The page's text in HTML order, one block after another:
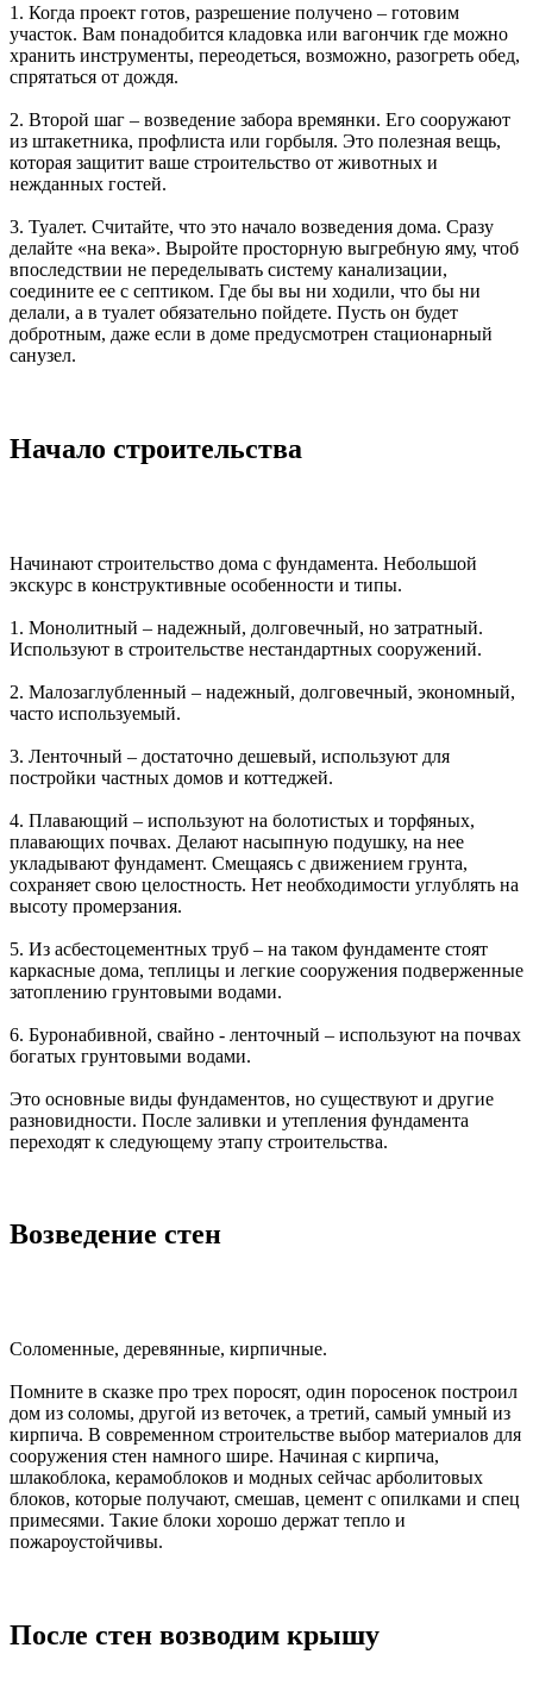
1. Когда проект готов, разрешение получено – готовим
участок. Вам понадобится кладовка или вагончик где можно
хранить инструменты, переодеться, возможно, разогреть обед,
спрятаться от дождя.
2. Второй шаг – возведение забора времянки. Его сооружают
из штакетника, профлиста или горбыля. Это полезная вещь,
которая защитит ваше строительство от животных и
нежданных гостей.
3. Туалет. Считайте, что это начало возведения дома. Сразу
делайте «на века». Выройте просторную выгребную яму, чтоб
впоследствии не переделывать систему канализации,
соедините ее с септиком. Где бы вы ни ходили, что бы ни
делали, а в туалет обязательно пойдете. Пусть он будет
добротным, даже если в доме предусмотрен стационарный
санузел.
Начало строительства
Начинают строительство дома с фундамента. Небольшой
экскурс в конструктивные особенности и типы.
1. Монолитный – надежный, долговечный, но затратный.
Используют в строительстве нестандартных сооружений.
2. Малозаглубленный – надежный, долговечный, экономный,
часто используемый.
3. Ленточный – достаточно дешевый, используют для
постройки частных домов и коттеджей.
4. Плавающий – используют на болотистых и торфяных,
плавающих почвах. Делают насыпную подушку, на нее
укладывают фундамент. Смещаясь с движением грунта,
сохраняет свою целостность. Нет необходимости углублять на
высоту промерзания.
5. Из асбестоцементных труб – на таком фундаменте стоят
каркасные дома, теплицы и легкие сооружения подверженные
затоплению грунтовыми водами.
6. Буронабивной, свайно - ленточный – используют на почвах
богатых грунтовыми водами.
Это основные виды фундаментов, но существуют и другие
разновидности. После заливки и утепления фундамента
переходят к следующему этапу строительства.
Возведение стен
Соломенные, деревянные, кирпичные.
Помните в сказке про трех поросят, один поросенок построил
дом из соломы, другой из веточек, а третий, самый умный из
кирпича. В современном строительстве выбор материалов для
сооружения стен намного шире. Начиная с кирпича,
шлакоблока, керамоблоков и модных сейчас арболитовых
блоков, которые получают, смешав, цемент с опилками и спец
примесями. Такие блоки хорошо держат тепло и
пожароустойчивы.
После стен возводим крышу